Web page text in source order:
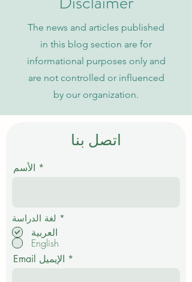
The news and articles published
in this blog section are for
informational purposes only and
are not controlled or influenced
by our organization.
اتصل بنا
الأسم
لغة الدراسة *
ي
العربية
English
Email الإيميل